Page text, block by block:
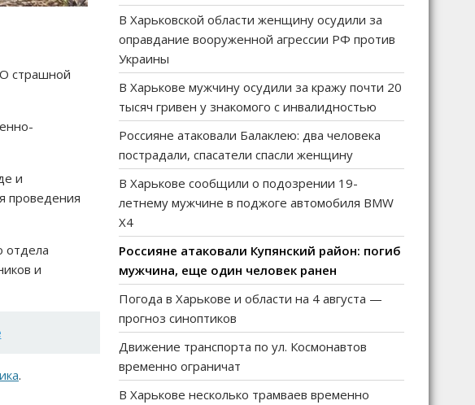
страшной
и
проведения
отдела
и
.
В Харьковской области женщину осудили за
оправдание вооруженной агрессии РФ против
Украины
В Харькове мужчину осудили за кражу почти 20
тысяч гривен у знакомого с инвалидностью
Россияне атаковали Балаклею: два человека
пострадали, спасатели спасли женщину
В Харькове сообщили о подозрении 19-
летнему мужчине в поджоге автомобиля BMW
X4
Россияне атаковали Купянский район: погиб
мужчина, еще один человек ранен
Погода в Харькове и области на 4 августа —
прогноз синоптиков
Движение транспорта по ул. Космонавтов
временно ограничат
В Харькове несколько трамваев временно